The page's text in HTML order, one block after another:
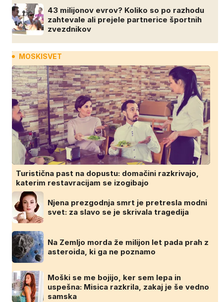
43 milijonov evrov? Koliko so po razhodu
zahtevale ali prejele partnerice športnih
zvezdnikov
MOSKISVET
Turistična past na dopustu: domačini razkrivajo,
katerim restavracijam se izogibajo
Njena prezgodnja smrt je pretresla modni
svet: za slavo se je skrivala tragedija
Na Zemljo morda že milijon let pada prah z
asteroida, ki ga ne poznamo
Moški se me bojijo, ker sem lepa in
uspešna: Misica razkrila, zakaj je še vedno
samska